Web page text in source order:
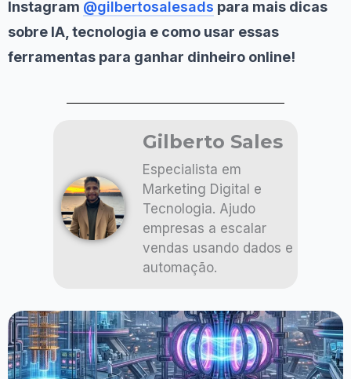
Instagram @gilbertosalesads para mais dicas
sobre IA, tecnologia e como usar essas
ferramentas para ganhar dinheiro online!
Gilberto Sales
Especialista em
Marketing Digital e
Tecnologia. Ajudo
empresas a escalar
vendas usando dados e
automação.